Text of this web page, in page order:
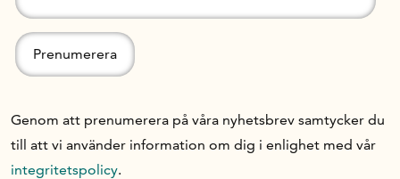
Genom att prenumerera på våra nyhetsbrev samtycker du
till att vi använder information om dig i enlighet med vår
integritetspolicy.